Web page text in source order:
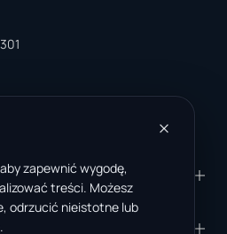
ZASOBY
Akademia dostawcy
zapewnić wygodę,
treści. Możesz
odrzucić nieistotne lub